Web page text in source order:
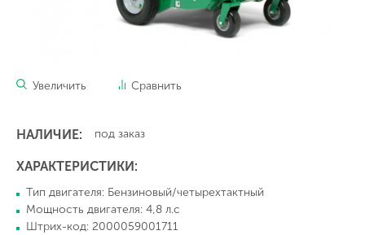
Увеличить Сравнить
НАЛИЧИЕ: под заказ
ХАРАКТЕРИСТИКИ:
Тип двигателя: Бензиновый/четырехтактный
Мощность двигателя: 4,8 л.с
Штрих-код: 2000059001711